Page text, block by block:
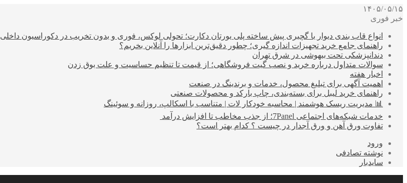
۱۴۰۵/۰۵/۱۵
خبر فوری
انواع قاب بندی دیوار با گچبری پیش ساخته پلی یورتان دکارت؛ تحولی لوکس، فوری و بدون تخریب در دکوراسیون داخلی
راهنمای جامع خرید تجهیزات اندازه گیری؛ چطور دقیق‌ترین ابزارها را آنلاین بخریم؟
دندانپزشکی تحت بیهوشی در شرق تهران
سوالات متداول درباره خرید و نصب گیت فروشگاهی؛ از قیمت تا تنظیم حساسیت و علت بوق زدن
اخبار هفته
اهمیت آگهی برای تبلیغ محصول، خدمات و برندینگ در صنعت
راهنمای خرید لیبل برای بسته‌بندی، چاپ بارکد و محصولات صنعتی
📊 مدیریت ریسک هوشمند | محاسبه خودکار لات | متناسب با اسکالپ، روزانه و سوئینگ
خدمات شبکه‌های اجتماعی 7Panel؛ از جذب مخاطب تا افزایش درآمد
تفاوت ورق آهن و ورق آجدار در چیست ؟ کدام بهتر است؟
ورود
نوشته تصادفی
سایدبار